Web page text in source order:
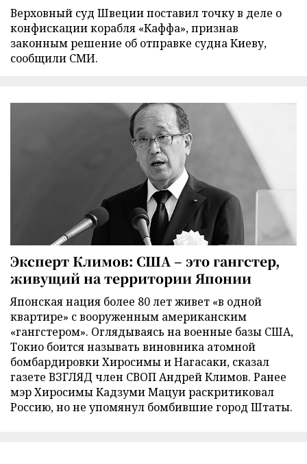
Верховный суд Швеции поставил точку в деле о
конфискации корабля «Каффа», признав
законным решение об отправке судна Киеву,
сообщили СМИ.
Эксперт Климов: США – это гангстер,
живущий на территории Японии
Японская нация более 80 лет живет «в одной
квартире» с вооруженным американским
«гангстером». Оглядываясь на военные базы США,
Токио боится называть виновника атомной
бомбардировки Хиросимы и Нагасаки, сказал
газете ВЗГЛЯД член СВОП Андрей Климов. Ранее
мэр Хиросимы Кадзуми Мацуи раскритиковал
Россию, но не упомянул бомбившие город Штаты.